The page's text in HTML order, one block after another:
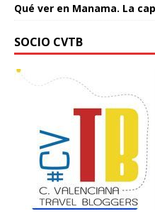
Qué ver en Manama. La
SOCIO CVTB